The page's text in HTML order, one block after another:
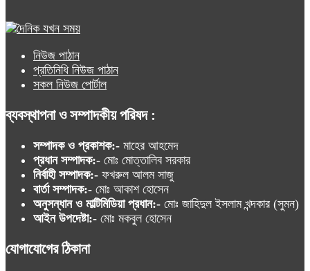
নিউজ পাঠান
প্রতিনিধি নিউজ পাঠান
সকল নিউজ পোর্টাল
ব্যবস্থাপনা ও সম্পাদকীয় পরিষদ :
সম্পাদক ও প্রকাশক:- মাহের আহমেদ
প্রধান সম্পাদক:- মোঃ মোত্তালিব সরকার
নির্বাহী সম্পাদক:- ফখরুল আলম সাজু
বার্তা সম্পাদক:- মোঃ আকাশ হোসেন
অনুসন্ধান ও মাল্টিমিডিয়া প্রধান:- মোঃ জাহিদুল ইসলাম খন্দকার (সুমন)
আইন উপদেষ্টা:- মোঃ মকবুল হোসেন
যোগাযোগের ঠিকানা